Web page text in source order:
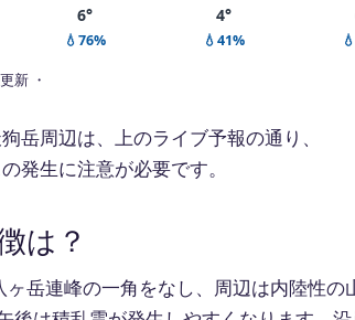
6°
💧76%
4°
💧41%
新 ・
岳周辺は、上のライブ予報の通り、
発生に注意が必要です。
は？
岳連峰の一角をなし、周辺は内陸性